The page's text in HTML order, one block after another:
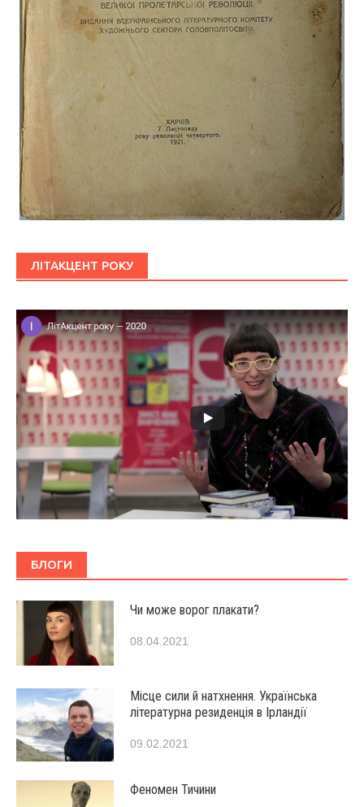
ЛІТАКЦЕНТ РОКУ
БЛОГИ
Чи може ворог плакати?
08.04.2021
Місце сили й натхнення. Українська
літературна резиденція в Ірландії
09.02.2021
Феномен Тичини